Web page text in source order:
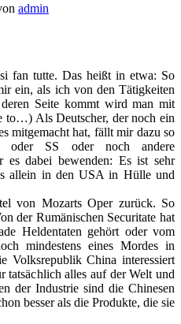
admin
fan tutte. Das heißt in etwa: So
ein, als ich von den Tätigkeiten
Seite kommt wird man mit
to…) Als Deutscher, der noch ein
mitgemacht hat, fällt mir dazu so
SS oder noch andere
es dabei bewenden: Es ist sehr
allein in den USA in Hülle und
von Mozarts Oper zurück. So
der Rumänischen Securitate hat
Heldentaten gehört oder vom
mindestens eines Mordes in
Volksrepublik China interessiert
tatsächlich alles auf der Welt und
der Industrie sind die Chinesen
besser als die Produkte, die sie